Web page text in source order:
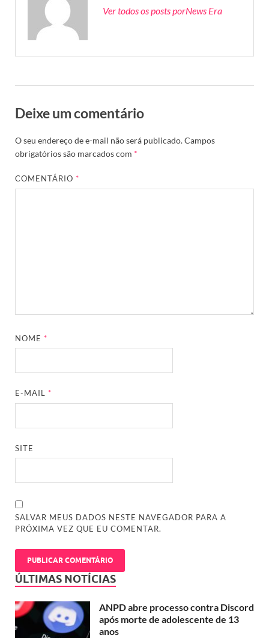
Ver todos os posts porNews Era
Deixe um comentário
O seu endereço de e-mail não será publicado.Campos
obrigatórios são marcados com *
COMENTÁRIO*
NOME*
E-MAIL*
SITE
SALVAR MEUS DADOS NESTE NAVEGADOR PARA A
PRÓXIMA VEZ QUE EU COMENTAR.
ÚLTIMAS NOTÍCIAS
ANPD abre processo contra Discord
após morte de adolescente de 13
anos